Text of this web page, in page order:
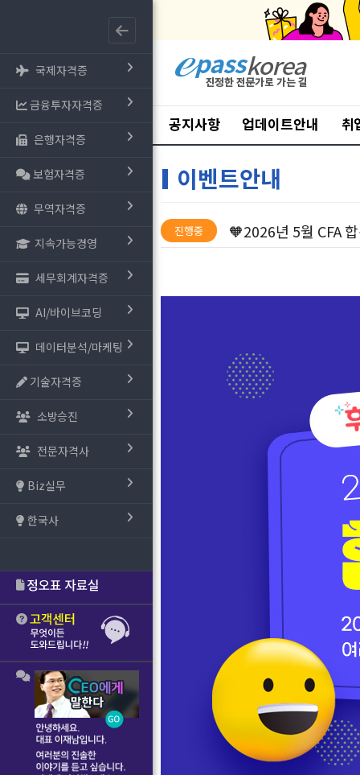
국제자격증
금융투자자격증
은행자격증
보험자격증
무역자격증
지속가능경영
세무회계자격증
AI/바이브코딩
데이터분석/마케팅
기술자격증
소방승진
전문자격사
Biz실무
한국사
공지사항 업데이트안내 취
이벤트안내
진행중 🧡2026년 5월 CFA